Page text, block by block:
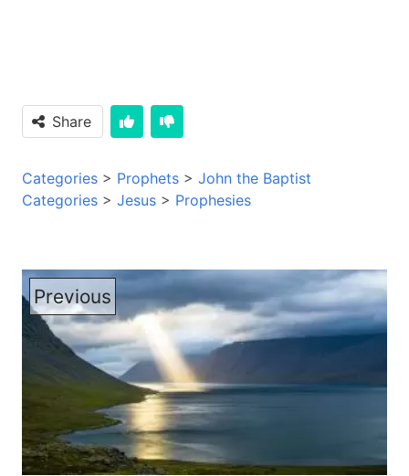
Share
Categories > Prophets > John the Baptist
Categories > Jesus > Prophesies
Previous